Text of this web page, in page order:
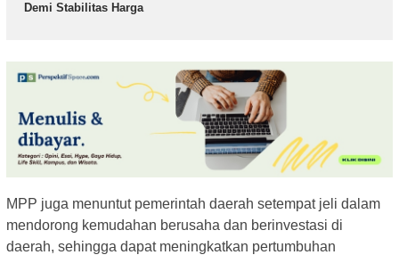
Demi Stabilitas Harga
MPP juga menuntut pemerintah daerah setempat jeli dalam
mendorong kemudahan berusaha dan berinvestasi di
daerah, sehingga dapat meningkatkan pertumbuhan